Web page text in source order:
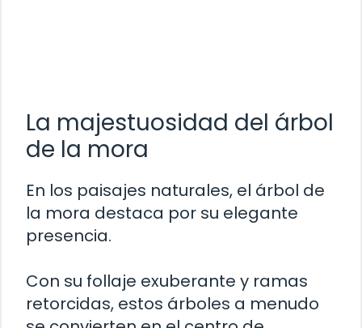
La majestuosidad del árbol
de la mora
En los paisajes naturales, el árbol de
la mora destaca por su elegante
presencia.
Con su follaje exuberante y ramas
retorcidas, estos árboles a menudo